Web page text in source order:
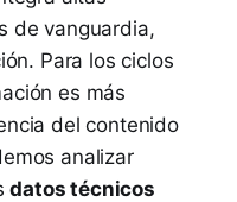
de vanguardia,
Para los ciclos
es más
del contenido
analizar
datos técnicos